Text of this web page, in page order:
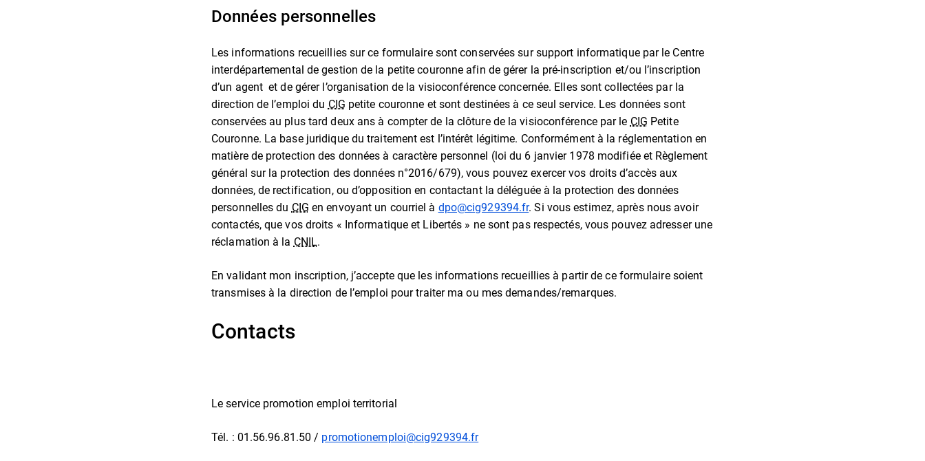
Données personnelles
Les informations recueillies sur ce formulaire sont conservées sur support informatique par le Centre
interdépartemental de gestion de la petite couronne afin de gérer la pré-inscription et/ou l’inscription
d’un agent et de gérer l’organisation de la visioconférence concernée. Elles sont collectées par la
direction de l’emploi du CIG petite couronne et sont destinées à ce seul service. Les données sont
conservées au plus tard deux ans à compter de la clôture de la visioconférence par le CIG Petite
Couronne. La base juridique du traitement est l’intérêt légitime. Conformément à la réglementation en
matière de protection des données à caractère personnel (loi du 6 janvier 1978 modifiée et Règlement
général sur la protection des données n°2016/679), vous pouvez exercer vos droits d’accès aux
données, de rectification, ou d’opposition en contactant la déléguée à la protection des données
personnelles du CIG en envoyant un courriel à dpo@cig929394.fr. Si vous estimez, après nous avoir
contactés, que vos droits « Informatique et Libertés » ne sont pas respectés, vous pouvez adresser une
réclamation à la CNIL.
En validant mon inscription, j’accepte que les informations recueillies à partir de ce formulaire soient
transmises à la direction de l’emploi pour traiter ma ou mes demandes/remarques.
Contacts
Le service promotion emploi territorial
Tél. : 01.56.96.81.50 / promotionemploi@cig929394.fr